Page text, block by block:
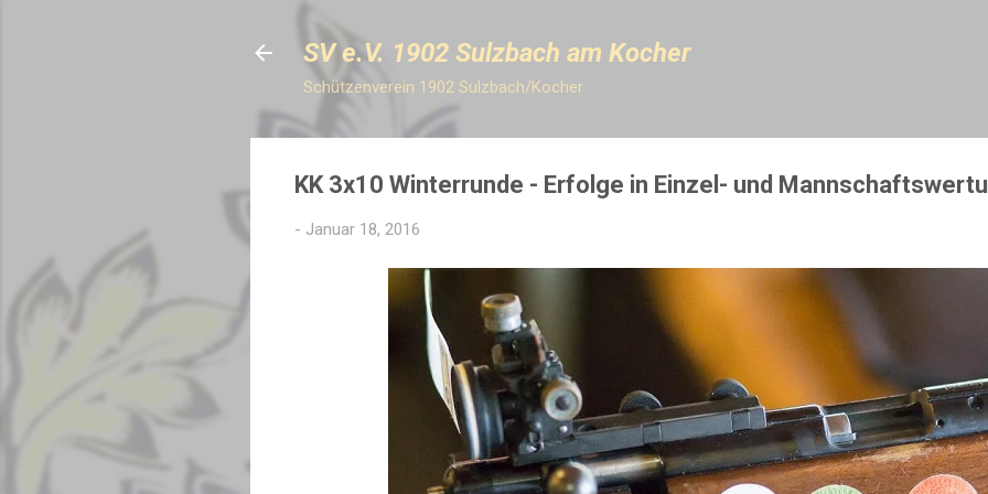
SV e.V. 1902 Sulzbach am Kocher
Schützenverein 1902 Sulzbach/Kocher
KK 3x10 Winterrunde - Erfolge in Einzel- und
- Januar 18, 2016